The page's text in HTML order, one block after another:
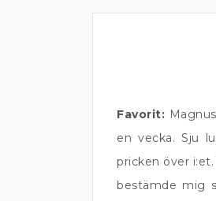
Favorit:
en vecka. Sju
pricken över
bestämde mig